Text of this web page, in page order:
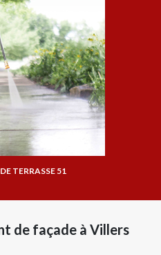
TERRASSE 51
de façade à Villers